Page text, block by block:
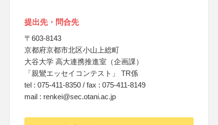
提出先・問合先
〒603-8143
京都府京都市北区小山上総町
大谷大学 高大連携推進室（企画課）
「親鸞エッセイコンテスト」 TR係
tel : 075-411-8350 / fax : 075-411-8149
mail : renkei@sec.otani.ac.jp